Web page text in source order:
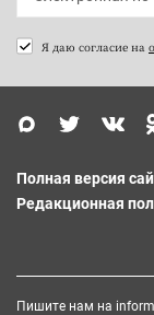
Я даю согласие на
Полная версия
Редакционная
Пишите нам на